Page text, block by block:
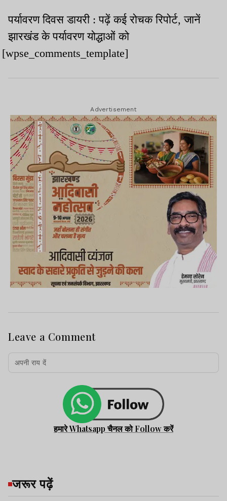
पर्यावरण दिवस डायरी : पढ़ें कई रोचक रिपोर्ट, जानें
झारखंड के पर्यावरण योद्धाओं को
[wpse_comments_template]
Advertisement
Leave a Comment
हमारे Whatsapp चैनल को Follow करें
जरूर पढ़ें